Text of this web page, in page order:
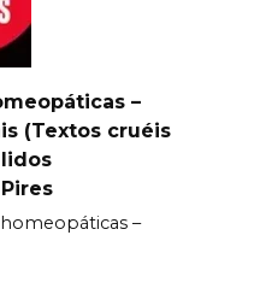
–
(Textos cruéis
–